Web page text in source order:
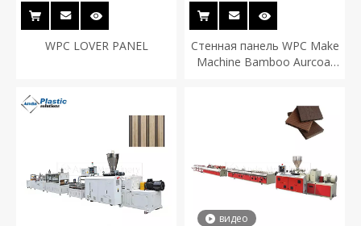
WPC LOVER PANEL
Стенная панель WPC Make
Machine Bamboo Aurcoal
видео